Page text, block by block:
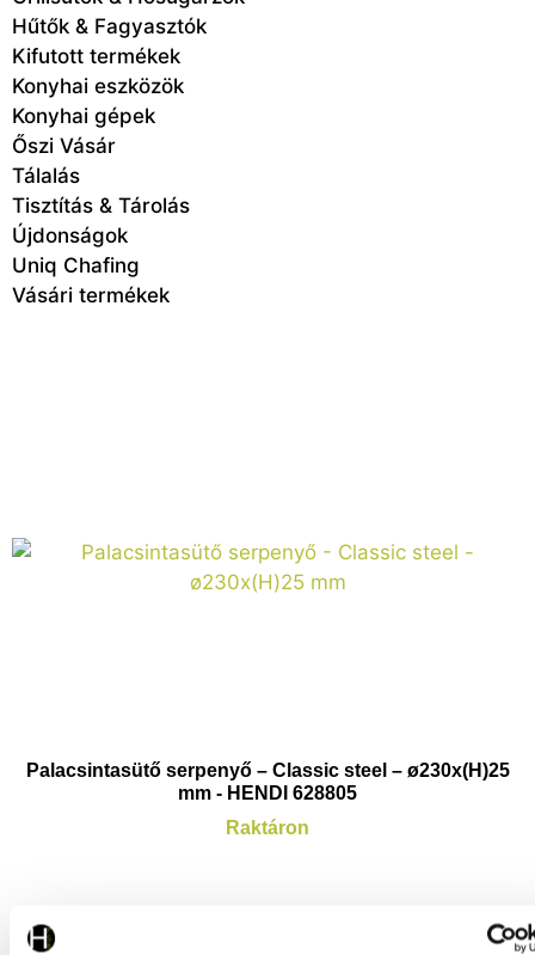
Hűtők & Fagyasztók
Kifutott termékek
Konyhai eszközök
Konyhai gépek
Őszi Vásár
Tálalás
Tisztítás & Tárolás
Újdonságok
Uniq Chafing
Vásári termékek
Palacsintasütő serpenyő – Classic steel – ø230x(H)25
mm - HENDI 628805
Raktáron